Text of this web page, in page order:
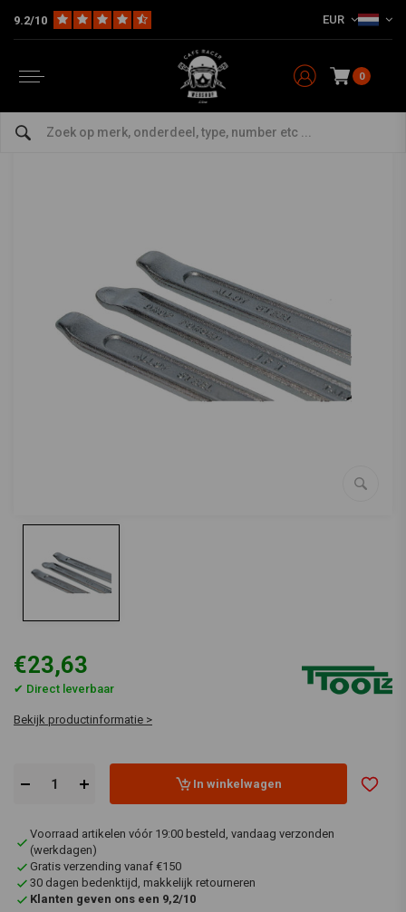
9.2/10 EUR
0
Bromfiets Onderhoud Bandenlichter Set Zwaar
Bandenlichter Set Zwaar
€23,63
✔ Direct leverbaar
Bekijk productinformatie >
In winkelwagen
Voorraad artikelen vóór 19:00 besteld, vandaag verzonden
(werkdagen)
Gratis verzending vanaf €150
30 dagen bedenktijd, makkelijk retourneren
Klanten geven ons een 9,2/10